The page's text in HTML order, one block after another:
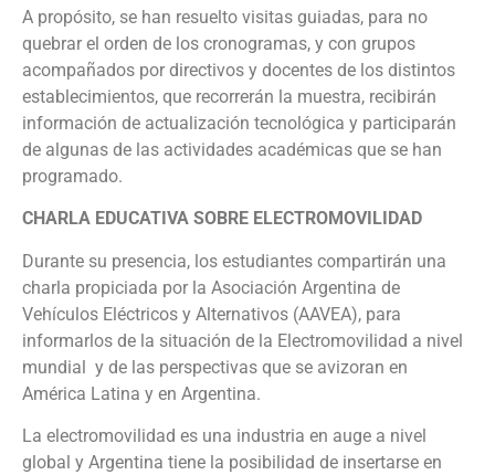
A propósito, se han resuelto visitas guiadas, para no
quebrar el orden de los cronogramas, y con grupos
acompañados por directivos y docentes de los distintos
establecimientos, que recorrerán la muestra, recibirán
información de actualización tecnológica y participarán
de algunas de las actividades académicas que se han
programado.
CHARLA EDUCATIVA SOBRE ELECTROMOVILIDAD
Durante su presencia, los estudiantes compartirán una
charla propiciada por la Asociación Argentina de
Vehículos Eléctricos y Alternativos (AAVEA), para
informarlos de la situación de la Electromovilidad a nivel
mundial y de las perspectivas que se avizoran en
América Latina y en Argentina.
La electromovilidad es una industria en auge a nivel
global y Argentina tiene la posibilidad de insertarse en